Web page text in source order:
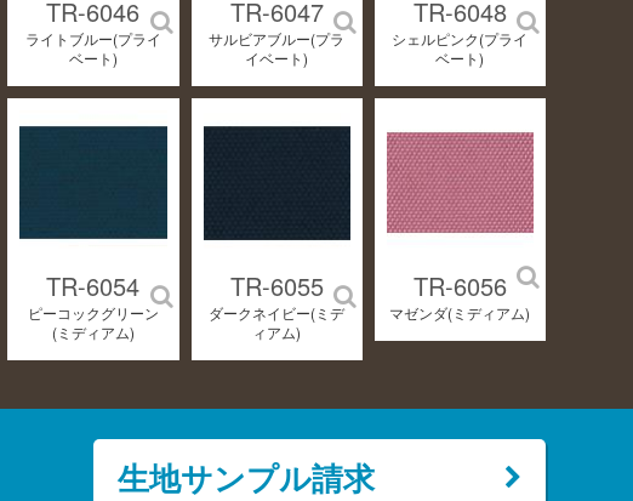
TR-6046
ライトブルー(プライ
ベート)
TR-6047
サルビアブルー(プラ
イベート)
TR-6048
シェルピンク(プライ
ベート)
TR-6054
ピーコックグリーン
(ミディアム)
TR-6055
ダークネイビー(ミデ
ィアム)
TR-6056
マゼンダ(ミディアム)
生地サンプル請求